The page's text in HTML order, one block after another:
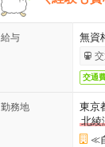
給与 無資
交通
勤務地
東京
北綾
≪